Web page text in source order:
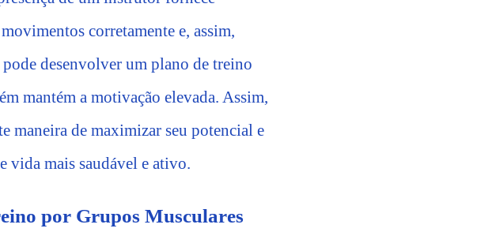
corretamente e, assim,
desenvolver um plano de treino
mantém a motivação elevada. Assim,
maneira de maximizar seu potencial e
vida mais saudável e ativo.
por Grupos Musculares